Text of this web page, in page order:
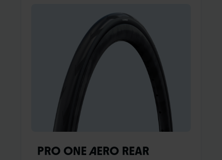
Prezzo crescente
Prezzo decrescente
Unsere Empfehlung
PRO ONE AERO REAR